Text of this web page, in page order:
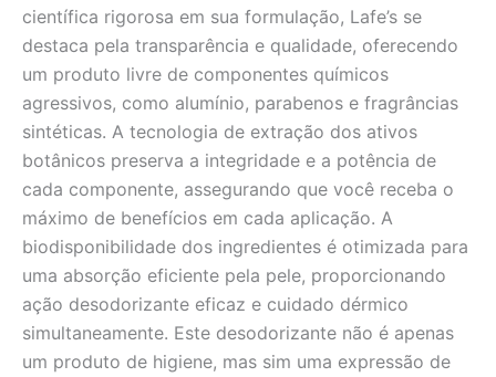
científica rigorosa em sua formulação, Lafe’s se
destaca pela transparência e qualidade, oferecendo
um produto livre de componentes químicos
agressivos, como alumínio, parabenos e fragrâncias
sintéticas. A tecnologia de extração dos ativos
botânicos preserva a integridade e a potência de
cada componente, assegurando que você receba o
máximo de benefícios em cada aplicação. A
biodisponibilidade dos ingredientes é otimizada para
uma absorção eficiente pela pele, proporcionando
ação desodorizante eficaz e cuidado dérmico
simultaneamente. Este desodorizante não é apenas
um produto de higiene, mas sim uma expressão de